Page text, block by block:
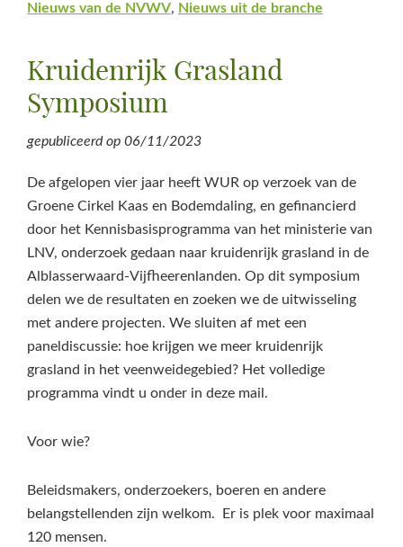
Nieuws van de NVWV, Nieuws uit de branche
Kruidenrijk Grasland
Symposium
gepubliceerd op 06/11/2023
De afgelopen vier jaar heeft WUR op verzoek van de
Groene Cirkel Kaas en Bodemdaling, en gefinancierd
door het Kennisbasisprogramma van het ministerie van
LNV, onderzoek gedaan naar kruidenrijk grasland in de
Alblasserwaard-Vijfheerenlanden. Op dit symposium
delen we de resultaten en zoeken we de uitwisseling
met andere projecten. We sluiten af met een
paneldiscussie: hoe krijgen we meer kruidenrijk
grasland in het veenweidegebied? Het volledige
programma vindt u onder in deze mail.
Voor wie?
Beleidsmakers, onderzoekers, boeren en andere
belangstellenden zijn welkom. Er is plek voor maximaal
120 mensen.